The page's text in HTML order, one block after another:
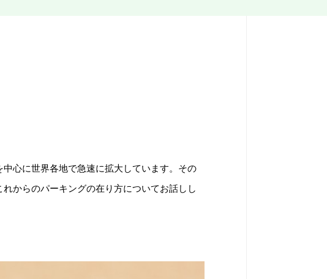
心に世界各地で急速に拡大しています。その
からのパーキングの在り方についてお話しし